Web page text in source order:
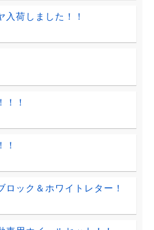
入荷しました！！
！！
！
ロック＆ホワイトレター！